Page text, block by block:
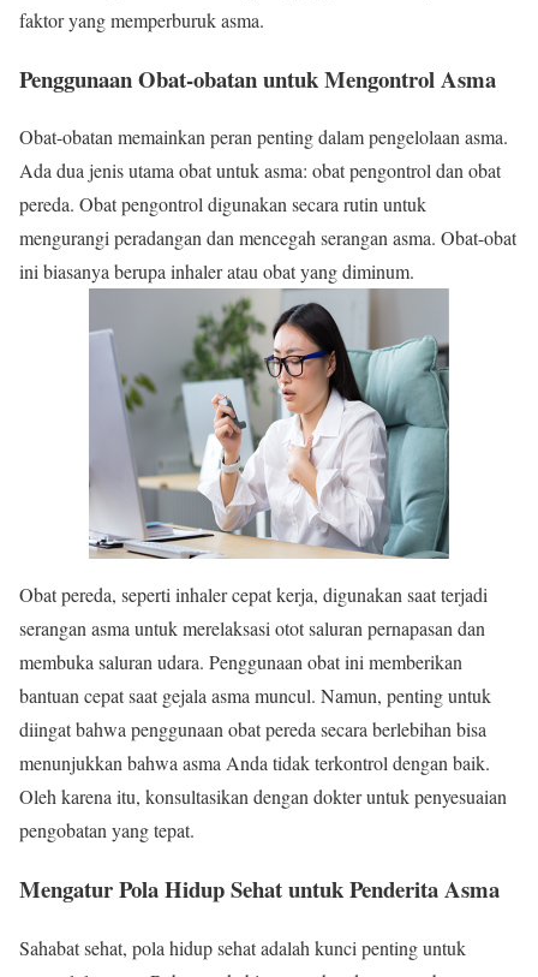
faktor yang memperburuk asma.
Penggunaan Obat-obatan untuk Mengontrol Asma
Obat-obatan memainkan peran penting dalam pengelolaan asma.
Ada dua jenis utama obat untuk asma: obat pengontrol dan obat
pereda. Obat pengontrol digunakan secara rutin untuk
mengurangi peradangan dan mencegah serangan asma. Obat-obat
ini biasanya berupa inhaler atau obat yang diminum.
Obat pereda, seperti inhaler cepat kerja, digunakan saat terjadi
serangan asma untuk merelaksasi otot saluran pernapasan dan
membuka saluran udara. Penggunaan obat ini memberikan
bantuan cepat saat gejala asma muncul. Namun, penting untuk
diingat bahwa penggunaan obat pereda secara berlebihan bisa
menunjukkan bahwa asma Anda tidak terkontrol dengan baik.
Oleh karena itu, konsultasikan dengan dokter untuk penyesuaian
pengobatan yang tepat.
Mengatur Pola Hidup Sehat untuk Penderita Asma
Sahabat sehat, pola hidup sehat adalah kunci penting untuk